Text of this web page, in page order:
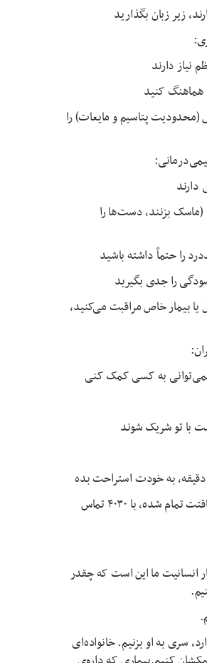
زیر زبان بگذارید
نیاز دارند
هماهنگ کنید
پتاسیم و مایعات) را
بزنند، دست‌ها را
را حتماً داشته باشید
را جدی بگیرید
یا بیمار خاص مراقبت می‌کنید،
نمی‌توانی به کسی کمک کنی
با تو شریک شوند
🔹اگر احساس کردی طاقتت تمام شده، با ۴۰۳۰ تماس
انسانیت ما این است که چقدر
سری به او بزنیم. خانواده‌ای